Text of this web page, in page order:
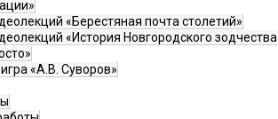
«Берестяная почта столетий»
«История Новгородского зодчества
«А.В. Суворов»